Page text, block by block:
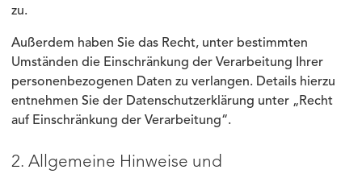
zu.
Außerdem haben Sie das Recht, unter bestimmten
Umständen die Einschränkung der Verarbeitung Ihrer
personenbezogenen Daten zu verlangen. Details hierzu
entnehmen Sie der Datenschutzerklärung unter „Recht
auf Einschränkung der Verarbeitung“.
2. Allgemeine Hinweise und